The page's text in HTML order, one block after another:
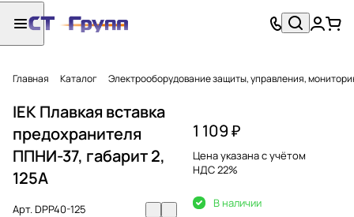
Главная Каталог Электрооборудование защиты, управления,
IEK Плавкая вставка
предохранителя
ППНИ-37, габарит 2,
125А
Арт.DPP40-125
1 109 ₽
Цена указана с учётом
НДС 22%
В наличии